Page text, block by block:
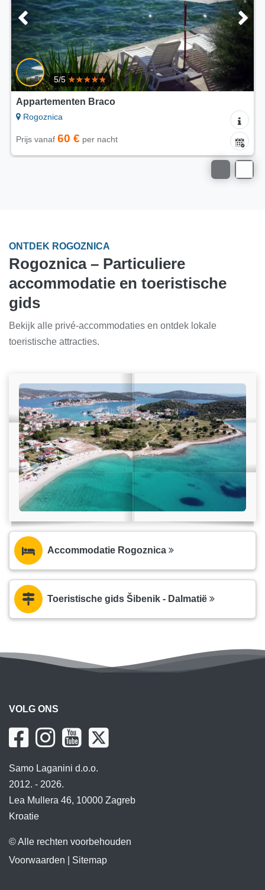
5/5
Appartementen Tomo
Prijs vanaf75 €
ONTDEK ROGOZNICA
Rogoznica – Particuliere
accommodatie en toeristische
gids
Bekijk alle privé-accommodaties en ontdek lokale
toeristische attracties.
Accommodatie Rogoznica
Toeristische gids Šibenik - Dalmatië
VOLG ONS
Samo Laganini d.o.o.
2012. - 2026.
Lea Mullera 46, 10000 Zagreb
Kroatie
© Alle rechten voorbehouden
Voorwaarden
Sitemap